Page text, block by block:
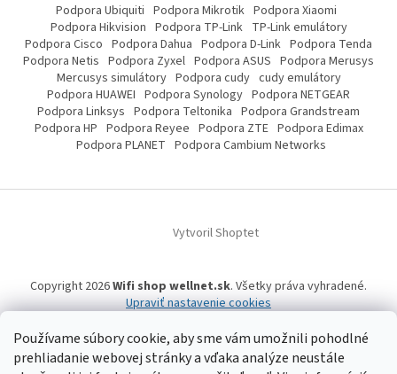
Používame súbory cookie, aby sme vám umožnili pohodlné
prehliadanie webovej stránky a vďaka analýze neustále
Podpora Ubiquiti Podpora Mikrotik Podpora Xiaomi
Podpora Hikvision Podpora TP-Link TP-Link emulátory
Podpora Cisco Podpora Dahua Podpora D-Link Podpora Tenda
Podpora Netis Podpora Zyxel Podpora ASUS Podpora Merusys
Mercusys simulátory Podpora cudy cudy emulátory
Podpora HUAWEI Podpora Synology Podpora NETGEAR
Podpora Linksys Podpora Teltonika Podpora Grandstream
Podpora HP Podpora Reyee Podpora ZTE Podpora Edimax
Podpora PLANET Podpora Cambium Networks
Vytvoril Shoptet
Copyright 2026Wifi shop wellnet.sk. Všetky práva vyhradené.
Upraviť nastavenie cookies
Wifi shop wellnet.sk prevádzkuje spoločnosť WELLNET, s.r.o.,IČO: 36484610,